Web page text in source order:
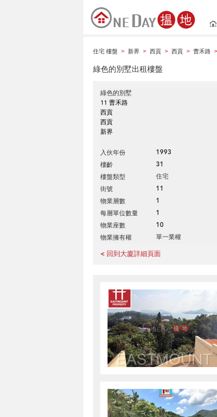
住宅 樓盤 > 新界 > 西貢 > 西貢 > 曹禾路 >
綠色的別墅出租樓盤
綠色的別墅
11 曹禾路
西貢
西貢
新界
入伙年份 1993
樓齡 31
樓盤類型 住宅
街號 11
物業層數 1
每層單位數量 1
物業座數 10
物業擁有權 單一業權
< 回到大廈詳細頁面